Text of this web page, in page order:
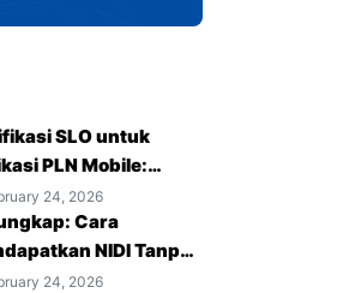
SLO untuk
PLN Mobile:
Listrik Modern
24, 2026
Cara
NIDI Tanpa
Lama Lebih
24, 2026